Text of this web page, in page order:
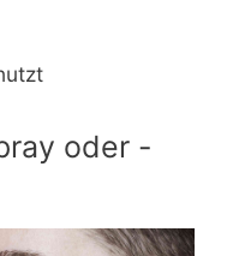
oder -